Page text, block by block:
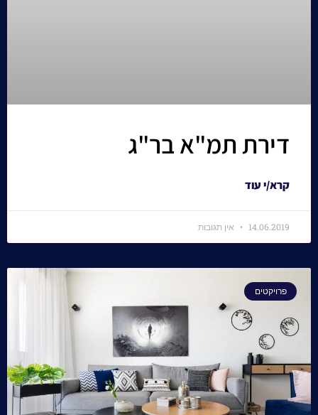
דירת תמ"א בר"ג
קרא/י עוד
14.06.2019 אין תגובות
פרויקטים